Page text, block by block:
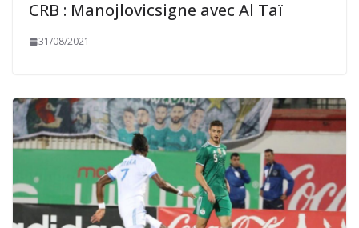
CRB : Manojlovicsigne avec Al Taï
31/08/2021